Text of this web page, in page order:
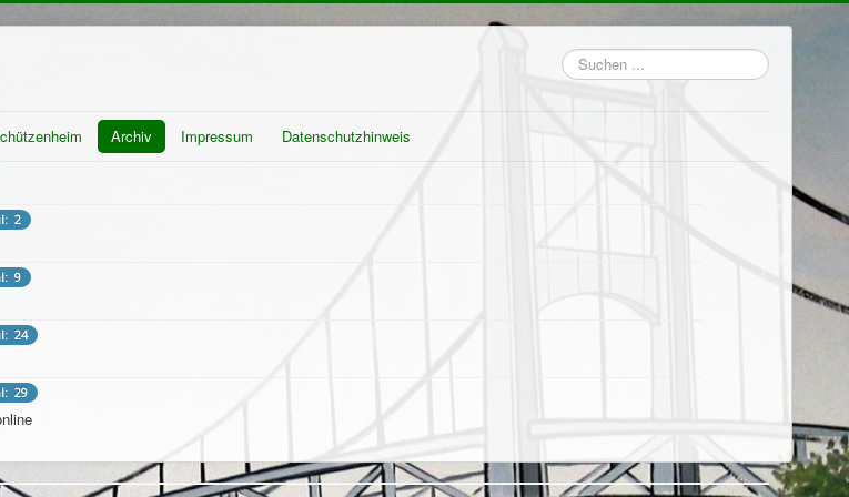
Suchen
...
Archiv Impressum Datenschutzhinweis
2
9
24
29